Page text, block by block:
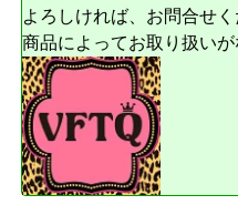
よろしければ、お問合せく
商品によってお取り扱い